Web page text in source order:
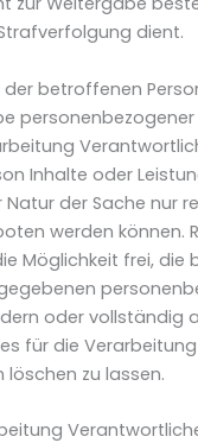
dient.
der betroffenen
Inhalte oder
der Sache nur
werden können.
Möglichkeit frei, die
oder vollständig
für die Verarbeitung
zu lassen.